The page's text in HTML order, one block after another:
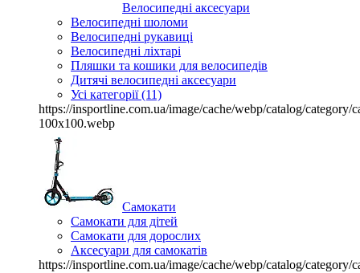
Велосипедні аксесуари
Велосипедні шоломи
Велосипедні рукавиці
Велосипедні ліхтарі
Пляшки та кошики для велосипедів
Дитячі велосипедні аксесуари
Усі категорії (11)
https://insportline.com.ua/image/cache/webp/catalog/category/
100x100.webp
Самокати
Самокати для дітей
Самокати для дорослих
Аксесуари для самокатів
https://insportline.com.ua/image/cache/webp/catalog/category/